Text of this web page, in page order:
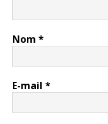
Nom *
E-mail *